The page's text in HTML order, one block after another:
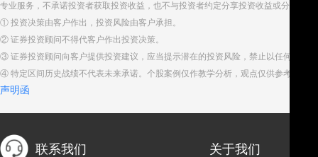
专业服务，不承诺投资者获取投资收益，也不与投资者约定分享投资收益或分担投
① 投资决策由客户作出，投资风险由客户承担。
② 证券投资顾问不得代客户作出投资决策。
③ 证券投资顾问向客户提供投资建议，应当提示潜在的投资风险，禁止以任何方式
④ 特定区间历史战绩不代表未来承诺。个股案例仅作教学分析，观点仅供参考。股
声明函
联系我们 关于我们